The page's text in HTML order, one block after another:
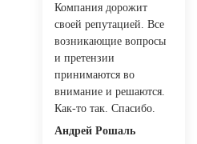
Компания дорожит
своей репутацией. Все
возникающие вопросы
и претензии
принимаются во
внимание и решаются.
Как-то так. Спасибо.
Андрей Рошаль